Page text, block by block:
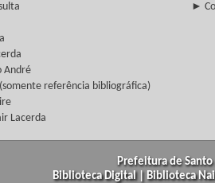
►
André
referência bibliográfica)
Lacerda
Prefeitura de
Biblioteca Digital | Biblioteca